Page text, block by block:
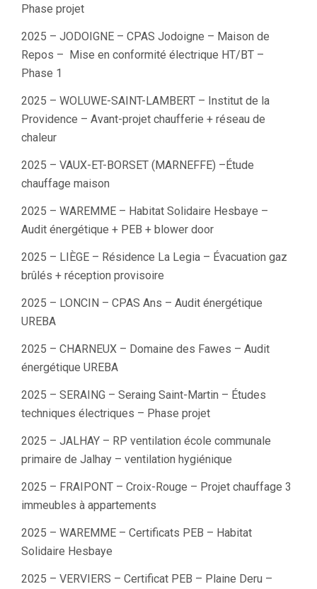
Phase projet
2025 – JODOIGNE – CPAS Jodoigne – Maison de
Repos – Mise en conformité électrique HT/BT –
Phase 1
2025 – WOLUWE-SAINT-LAMBERT – Institut de la
Providence – Avant-projet chaufferie + réseau de
chaleur
2025 – VAUX-ET-BORSET (MARNEFFE) –Étude
chauffage maison
2025 – WAREMME – Habitat Solidaire Hesbaye –
Audit énergétique + PEB + blower door
2025 – LIÈGE – Résidence La Legia – Évacuation gaz
brûlés + réception provisoire
2025 – LONCIN – CPAS Ans – Audit énergétique
UREBA
2025 – CHARNEUX – Domaine des Fawes – Audit
énergétique UREBA
2025 – SERAING – Seraing Saint-Martin – Études
techniques électriques – Phase projet
2025 – JALHAY – RP ventilation école communale
primaire de Jalhay – ventilation hygiénique
2025 – FRAIPONT – Croix-Rouge – Projet chauffage 3
immeubles à appartements
2025 – WAREMME – Certificats PEB – Habitat
Solidaire Hesbaye
2025 – VERVIERS – Certificat PEB – Plaine Deru –